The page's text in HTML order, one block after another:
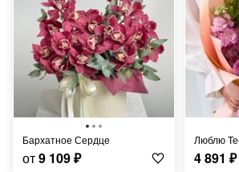
Бархатное Сердце
от9 109₽
Люблю
4 891 ₽